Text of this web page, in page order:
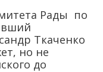
Рады по
Ткаченко
но не
до